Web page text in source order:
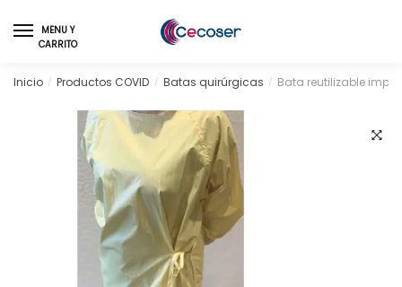
to
navigation
to
content
MENU Y
CARRITO
Inicio / Productos COVID / Batas quirúrgicas / Bata reutilizable